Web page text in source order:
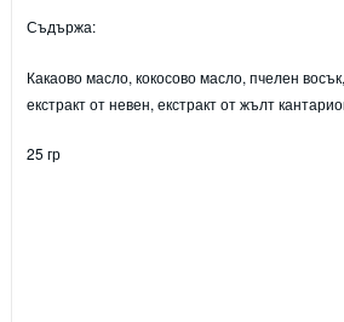
Съдържа:
Какаово масло, кокосово масло, пчелен
екстракт от невен, екстракт от жълт
25 гр